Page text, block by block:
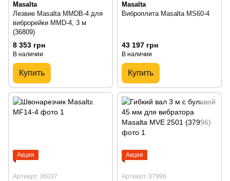
Masalta
Лезвие Masalta MMDB-4 для
виброрейки MMD-4, 3 м
(36809)
8 353 грн
В наличии
Купить
Masalta
Виброплита Masalta MS60-4
43 197 грн
В наличии
Купить
Акция
Артикул: 36037
Акция
Артикул: 37996